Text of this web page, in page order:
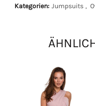
Kategorien: Jumpsuits ,